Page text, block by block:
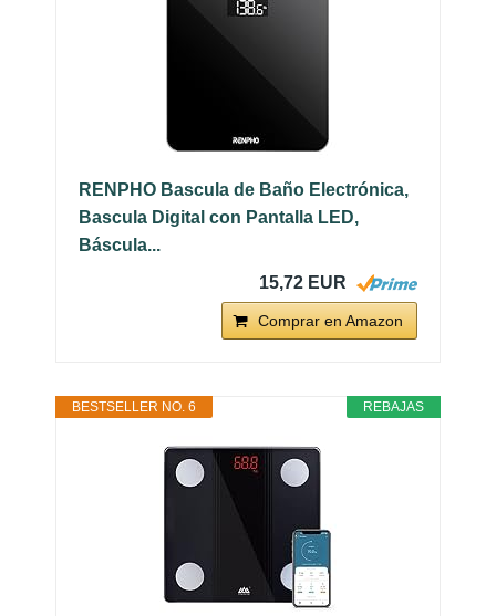
RENPHO Bascula de Baño Electrónica,
Bascula Digital con Pantalla LED,
Báscula...
15,72 EUR
Comprar en Amazon
REBAJAS
BESTSELLER NO. 6